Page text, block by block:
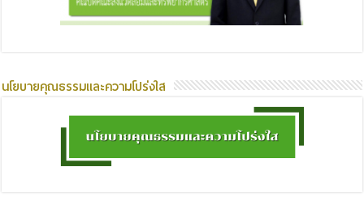
นโยบายคุณธรรมและความโปร่งใส